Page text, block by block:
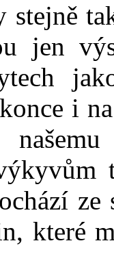
stejně
jen
i
ze
které